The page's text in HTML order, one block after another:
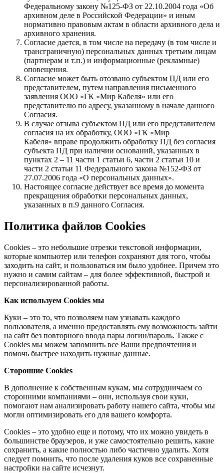
Федеральному закону №125-ФЗ от 22.10.2004 года «Об
архивном деле в Российской Федерации» и иным
нормативно правовым актам в области архивного дела и
архивного хранения.
Согласие дается, в том числе на передачу (в том числе и
трансграничную) персональных данных третьим лицам
(партнерам и т.п.) и информационные (рекламные)
оповещения.
Согласие может быть отозвано субъектом ПД или его
представителем, путем направления письменного
заявления ООО «ГК «Мир Кабеля» или его
представителю по адресу, указанному в начале данного
Согласия.
В случае отзыва субъектом ПД или его представителем
согласия на их обработку, ООО «ГК «Мир
Кабеля» вправе продолжить обработку ПД без согласия
субъекта ПД при наличии оснований, указанных в
пунктах 2 – 11 части 1 статьи 6, части 2 статьи 10 и
части 2 статьи 11 Федерального закона №152-ФЗ от
27.07.2006 года «О персональных данных».
Настоящее согласие действует все время до момента
прекращения обработки персональных данных,
указанных в п.9 данного Согласия.
Политика файлов Cookies
Cookies – это небольшие отрезки текстовой информации,
которые компьютер или телефон сохраняют для того, чтобы
заходить на сайт, и пользоваться им было удобнее. Причем это
нужно и самим сайтам – для более эффективной, быстрой и
персонализированной работы.
Как используем Cookies мы
Куки – это то, что позволяем нам узнавать каждого
пользователя, а именно предоставлять ему возможность зайти
на сайт без повторного ввода пары логин/пароль. Также с
Cookies мы можем запомнить все Ваши предпочтения и
помочь быстрее находить нужные данные.
Сторонние Cookies
В дополнение к собственным кукам, мы сотрудничаем со
сторонними компаниями – они, используя свои куки,
помогают нам анализировать работу нашего сайта, чтобы мы
могли оптимизировать его для вашего комфорта.
Cookies – это удобно еще и потому, что их можно увидеть в
большинстве браузеров, и уже самостоятельно решить, какие
сохранить, а какие полностью либо частично удалить. Хотя
следует помнить, что после удаления куков все сохраненные
настройки на сайте исчезнут.